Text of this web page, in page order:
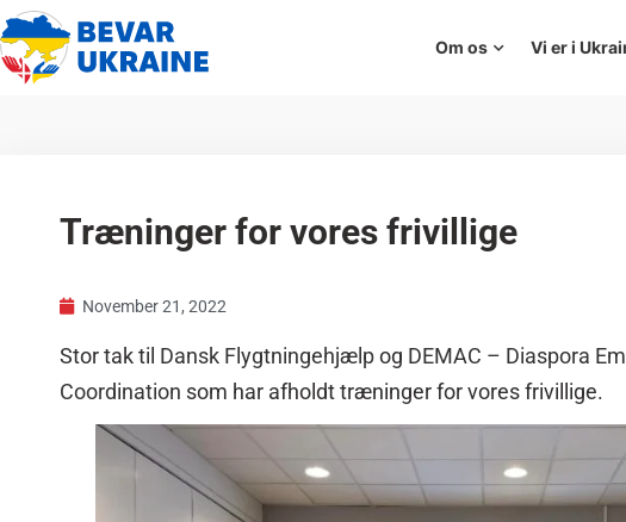
Om os Vi er i
Træninger for vores frivillige
November 21, 2022
Stor tak til Dansk Flygtningehjælpog DEMAC – Diaspora
Coordination som har afholdt træninger for vores frivillige.